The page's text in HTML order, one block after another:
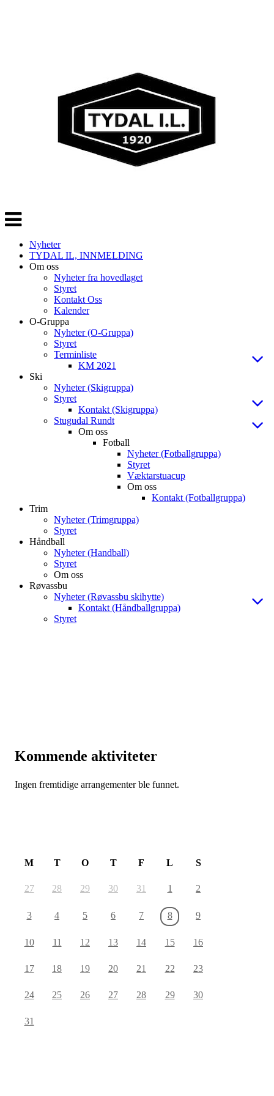
Veksle
navigasjon
Nyheter
TYDAL IL, INNMELDING
Om oss
Nyheter fra hovedlaget
Styret
Kontakt Oss
Kalender
O-Gruppa
Nyheter (O-Gruppa)
Styret
Terminliste
KM 2021
Ski
Nyheter (Skigruppa)
Styret
Kontakt (Skigruppa)
Stugudal Rundt
Om oss
Fotball
Nyheter (Fotballgruppa)
Styret
Væktarstuacup
Om oss
Kontakt (Fotballgruppa)
Trim
Nyheter (Trimgruppa)
Styret
Håndball
Nyheter (Handball)
Styret
Om oss
Røvassbu
Nyheter (Røvassbu skihytte)
Kontakt (Håndballgruppa)
Styret
Kommende aktiviteter
Ingen fremtidige arrangementer ble funnet.
M T O T F L S
27 28 29 30 31 1 2
3 4 5 6 7 8 9
10 11 12 13 14 15 16
17 18 19 20 21 22 23
24 25 26 27 28 29 30
31